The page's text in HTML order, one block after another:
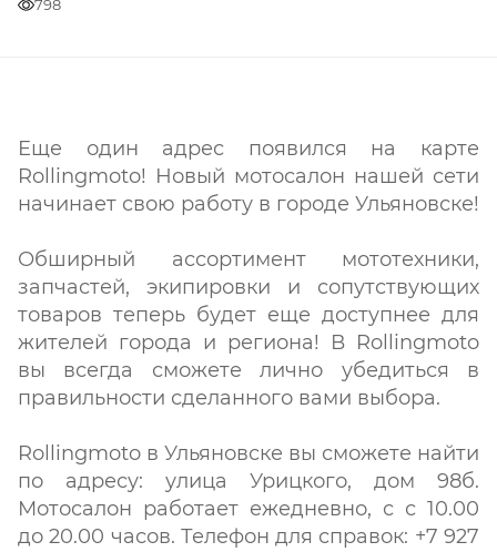
798
Еще один адрес появился на карте
Rollingmoto! Новый мотосалон нашей сети
начинает свою работу в городе Ульяновске!
Обширный ассортимент мототехники,
запчастей, экипировки и сопутствующих
товаров теперь будет еще доступнее для
жителей города и региона! В Rollingmoto
вы всегда сможете лично убедиться в
правильности сделанного вами выбора.
Rollingmoto в Ульяновске вы сможете найти
по адресу: улица Урицкого, дом 98б.
Мотосалон работает ежедневно, с с 10.00
до 20.00 часов. Телефон для справок: +7 927